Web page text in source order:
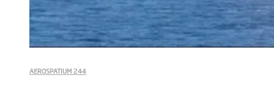
AEROSPATIUM 244